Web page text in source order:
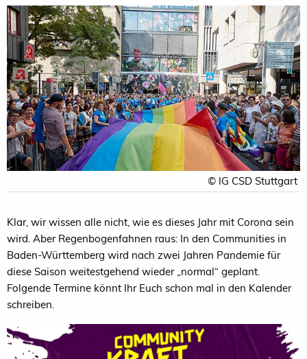
© IG CSD Stuttgart
Klar, wir wissen alle nicht, wie es dieses Jahr mit Corona sein
wird. Aber Regenbogenfahnen raus: In den Communities in
Baden-Württemberg wird nach zwei Jahren Pandemie für
diese Saison weitestgehend wieder „normal“ geplant.
Folgende Termine könnt Ihr Euch schon mal in den Kalender
schreiben.